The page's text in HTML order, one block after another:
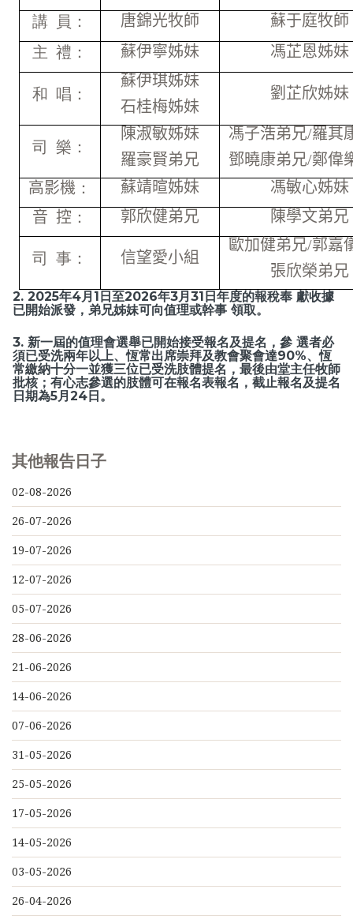
講 員： 唐錦光牧師
蘇于庭牧師
主 禮：
蘇伊寧姊妹 馮芷恩姊妹
和 唱：
蘇伊琪姊妹
石桂梅姊妹
劉芷欣姊妹
司 樂：
陳淑敏姊妹
羅豪賢弟兄
馮子浩弟兄/羅其
鄧曉康弟兄/鄭偉
高影機 ： 蘇靖暄姊妹
馮敏心姊妹
音 控 ： 郭欣健弟兄 陳學文弟兄
司 事： 信望愛小組
歐加健弟兄/郭嘉
張欣榮弟兄
2. 2025年4月1日至2026年3月31日年度的報稅奉 獻收據
已開始派發，弟兄姊妹可向值理或幹事 領取。
3. 新一屆的值理會選舉已開始接受報名及提名，參 選者必
須已受洗兩年以上、恆常出席崇拜及教會聚會達90%、恆
常繳納十分一並獲三位已受洗肢體提名，最後由堂主任牧師
批核；有心志參選的肢體可在報名表報名，截止報名及提名
日期為5月24日。
其他報告日子
02-08-2026
26-07-2026
19-07-2026
12-07-2026
05-07-2026
28-06-2026
21-06-2026
14-06-2026
07-06-2026
31-05-2026
25-05-2026
17-05-2026
14-05-2026
03-05-2026
26-04-2026